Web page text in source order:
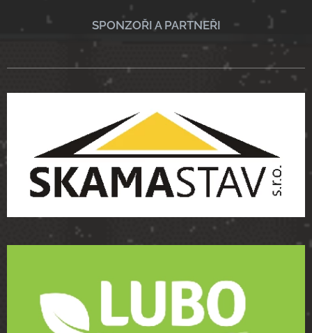
SPONZOŘI A PARTNEŘI